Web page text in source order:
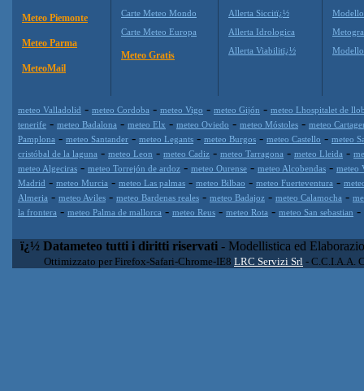
Meteo Piemonte
Meteo Parma
MeteoMail
Carte Meteo Mondo
Carte Meteo Europa
Meteo Gratis
Allerta Siccitï¿½
Allerta Idrologica
Allerta Viabilitï¿½
Modello
meteo Valladolid - meteo Cordoba - meteo Vigo - meteo Gijón - meteo Lhospitalet de
tenerife - meteo Badalona - meteo Elx - meteo Oviedo - meteo Móstoles - meteo
Pamplona - meteo Santander - meteo Legants - meteo Burgos - meteo Castello - meteo
cristóbal de la laguna - meteo Leon - meteo Cadiz - meteo Tarragona - meteo Lleida -
meteo Algeciras - meteo Torrejón de ardoz - meteo Ourense - meteo Alcobendas - meteo
Madrid - meteo Murcia - meteo Las palmas - meteo Bilbao - meteo Fuerteventura -
Almeria - meteo Aviles - meteo Bardenas reales - meteo Badajoz - meteo Calamocha -
la frontera - meteo Palma de mallorca - meteo Reus - meteo Rota - meteo San sebastian -
ï¿½ Datameteo tutti i diritti riservati - Modellistica ed
Ottimizzato per Firefox-Safari-Chrome-IE8 LRC Servizi Srl - C.C.I.A.A.